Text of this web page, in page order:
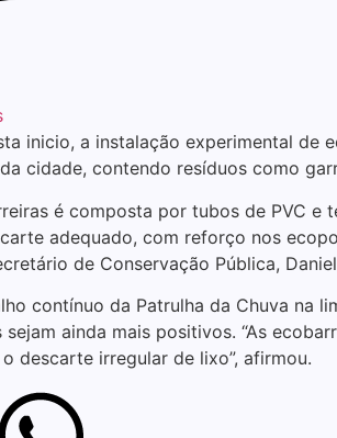
inicio, a instalação experimental de
cidade, contendo resíduos como
é composta por tubos de PVC
adequado, com reforço nos
de Conservação Pública,
contínuo da Patrulha da Chuva na
ainda mais positivos. “As
descarte irregular de lixo”, afirmou.